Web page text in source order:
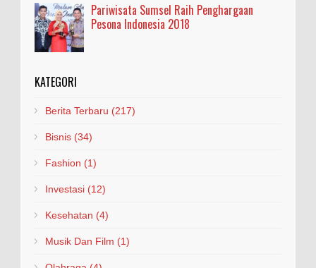
Pariwisata Sumsel Raih Penghargaan
Pesona Indonesia 2018
KATEGORI
Berita Terbaru (217)
Bisnis (34)
Fashion (1)
Investasi (12)
Kesehatan (4)
Musik Dan Film (1)